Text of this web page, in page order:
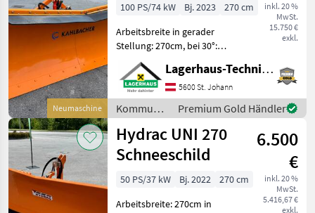
Neumaschine
inkl. 20 %
MwSt.
15.750 €
exkl.
100 PS/74 kW Bj. 2023
270 cm
Arbeitsbreite in gerader
Stellung: 270cm, bei 30°:
240cm, mit Schneeblende
Gummi, lagernd und sofort
verfügbar. Wir bitten
telefonisch oder per Mail
Ihren Besuch be
Lagerhaus-Technik St. Johann
5600 St. Johann
Kommunalgeräte
/
Kahlbacher
Premium Gold Händler
Hydrac UNI 270
Schneeschild
6.500
€
inkl. 20 %
MwSt.
5.416,67 €
exkl.
50 PS/37 kW Bj. 2022
270 cm
Arbeitsbreite: 270cm in